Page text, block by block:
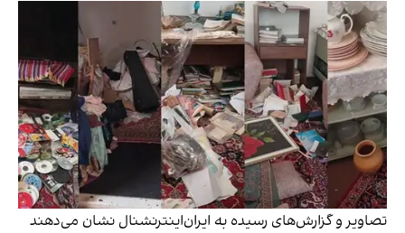
تصاویر و گزارش‌های رسیده به ایران‌اینترنشنال نشان می‌دهند